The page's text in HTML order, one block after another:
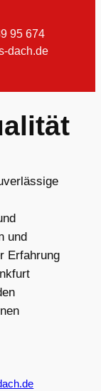
95 674
dach.de
und
Erfahrung